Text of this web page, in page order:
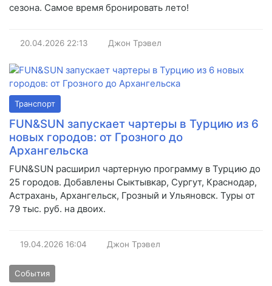
сезона. Самое время бронировать лето!
20.04.2026 22:13 Джон Трэвел
Транспорт
FUN&SUN запускает чартеры в Турцию из 6
новых городов: от Грозного до
Архангельска
FUN&SUN расширил чартерную программу в Турцию до
25 городов. Добавлены Сыктывкар, Сургут, Краснодар,
Астрахань, Архангельск, Грозный и Ульяновск. Туры от
79 тыс. руб. на двоих.
19.04.2026 16:04 Джон Трэвел
События